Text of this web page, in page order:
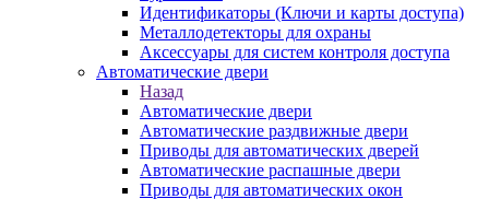
Идентификаторы (Ключи и карты доступа)
Металлодетекторы для охраны
Аксессуары для систем контроля доступа
Автоматические двери
Назад
Автоматические двери
Автоматические раздвижные двери
Приводы для автоматических дверей
Автоматические распашные двери
Приводы для автоматических окон